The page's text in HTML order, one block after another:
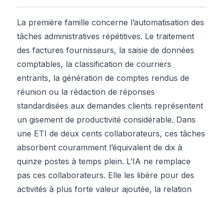
La première famille concerne l’automatisation des
tâches administratives répétitives. Le traitement
des factures fournisseurs, la saisie de données
comptables, la classification de courriers
entrants, la génération de comptes rendus de
réunion ou la rédaction de réponses
standardisées aux demandes clients représentent
un gisement de productivité considérable. Dans
une ETI de deux cents collaborateurs, ces tâches
absorbent couramment l’équivalent de dix à
quinze postes à temps plein. L’IA ne remplace
pas ces collaborateurs. Elle les libère pour des
activités à plus forte valeur ajoutée, la relation